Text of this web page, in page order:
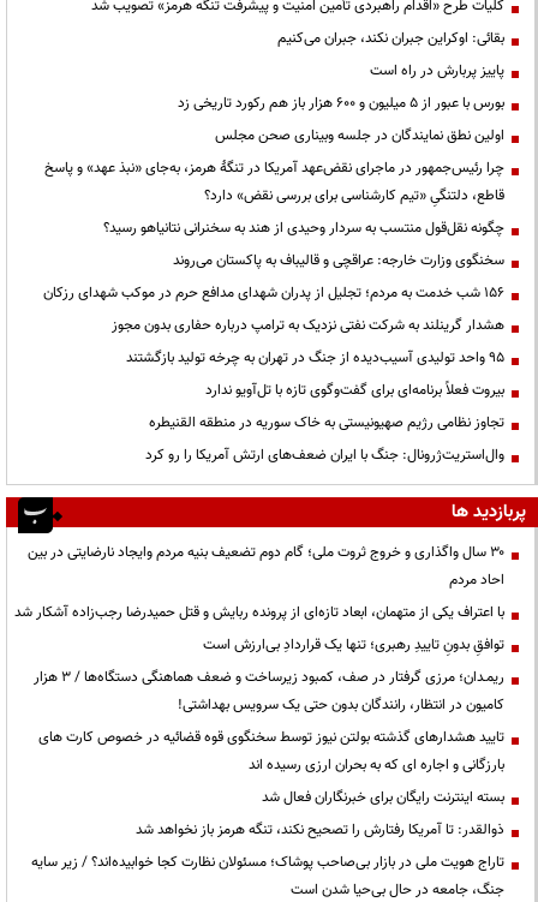
کلیات طرح «اقدام راهبردی تأمین امنیت و پیشرفت تنگه هرمز» تصویب شد
بقائی: اوکراین جبران نکند، جبران می‌کنیم
پاییز پربارش در راه است
بورس با عبور از ۵ میلیون و ۶۰۰ هزار باز هم رکورد تاریخی زد
اولین نطق نمایندگان در جلسه وبیناری صحن مجلس
چرا رئیس‌جمهور در ماجرای نقض‌عهد آمریکا در تنگهٔ هرمز، به‌جای «نبذ عهد» و پاسخ
قاطع، دلتنگیِ «تیم کارشناسی برای بررسی نقض» دارد؟
چگونه نقل‌قول منتسب به سردار وحیدی از هند به سخنرانی نتانیاهو رسید؟
سخنگوی وزارت خارجه: عراقچی و قالیباف به پاکستان می‌روند
۱۵۶ شب خدمت به مردم؛ تجلیل از پدران شهدای مدافع حرم در موکب شهدای رزکان
هشدار گرینلند به شرکت نفتی نزدیک به ترامپ درباره حفاری بدون مجوز
95 واحد تولیدی آسیب‌دیده از جنگ در تهران به چرخه تولید بازگشتند
بیروت فعلاً برنامه‌ای برای گفت‌وگوی تازه با تل‌آویو ندارد
تجاوز نظامی رژیم صهیونیستی به خاک سوریه در منطقه القنیطره
وال‌استریت‌ژرونال: جنگ با ایران ضعف‌های ارتش آمریکا را رو کرد
پربازدید ها
۳۰ سال واگذاری و خروج ثروت ملی؛ گام دوم تضعیف بنیه مردم وایجاد نارضایتی در بین
احاد مردم
با اعتراف یکی از متهمان، ابعاد تازه‌ای از پرونده ربایش و قتل حمیدرضا رجب‌زاده آشکار شد
توافقِ بدونِ تاییدِ رهبری؛ تنها یک قراردادِ بی‌ارزش است
ریمـدان؛ مرزی گرفتار در صف، کمبود زیرساخت و ضعف هماهنگی دستگاه‌ها / ۳ هزار
کامیون در انتظار، رانندگان بدون حتی یک سرویس بهداشتی!
تایید هشدارهای گذشته بولتن نیوز توسط سخنگوی قوه قضائیه در خصوص کارت های
بارزگانی و اجاره ای که به بحران ارزی رسیده اند
بسته اینترنت رایگان برای خبرنگاران فعال شد
ذوالقدر: تا آمریکا رفتارش را تصحیح نکند، تنگه هرمز باز نخواهد شد
تاراج هویت ملی در بازار بی‌صاحب پوشاک؛ مسئولان نظارت کجا خوابیده‌اند؟ / زیر سایه
جنگ، جامعه در حال بی‌حیا شدن است